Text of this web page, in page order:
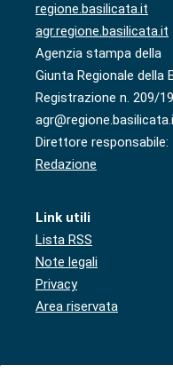
regione.basilicata.it
agr.regione.basilicata.it
Agenzia stampa della
Giunta Regionale della
Registrazione n. 209/
Direttore responsabile:
Redazione
Link utili
Lista RSS
Note legali
Privacy
Area riservata